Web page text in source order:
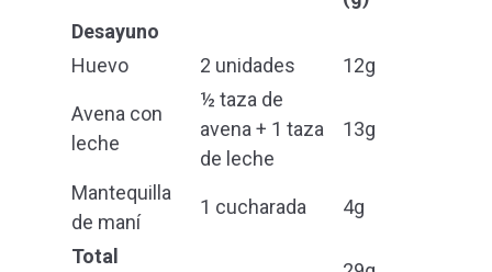
Desayuno
Huevo
2 unidades 12g
Avena con
leche
½ taza de
avena + 1 taza
de leche
13g
Mantequilla
de maní
1 cucharada 4g
Total